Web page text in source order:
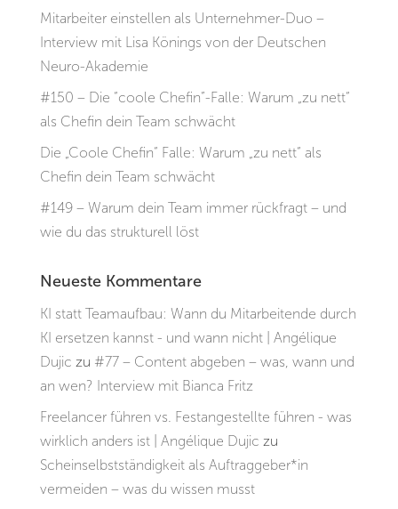
Mitarbeiter einstellen als Unternehmer-Duo –
Interview mit Lisa Könings von der Deutschen
Neuro-Akademie
#150 – Die “coole Chefin”-Falle: Warum „zu nett“
als Chefin dein Team schwächt
Die „Coole Chefin“ Falle: Warum „zu nett“ als
Chefin dein Team schwächt
#149 – Warum dein Team immer rückfragt – und
wie du das strukturell löst
Neueste Kommentare
KI statt Teamaufbau: Wann du Mitarbeitende durch
KI ersetzen kannst - und wann nicht | Angélique
Dujic zu #77 – Content abgeben – was, wann und
an wen? Interview mit Bianca Fritz
Freelancer führen vs. Festangestellte führen - was
wirklich anders ist | Angélique Dujic zu
Scheinselbstständigkeit als Auftraggeber*in
vermeiden – was du wissen musst